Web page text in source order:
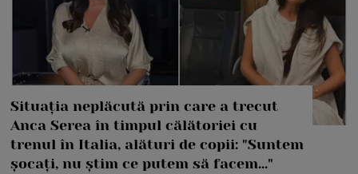
Situația neplăcută prin care a trecut
Anca Serea în timpul călătoriei cu
trenul în Italia, alături de copii: "Suntem
șocați, nu știm ce putem să facem..."